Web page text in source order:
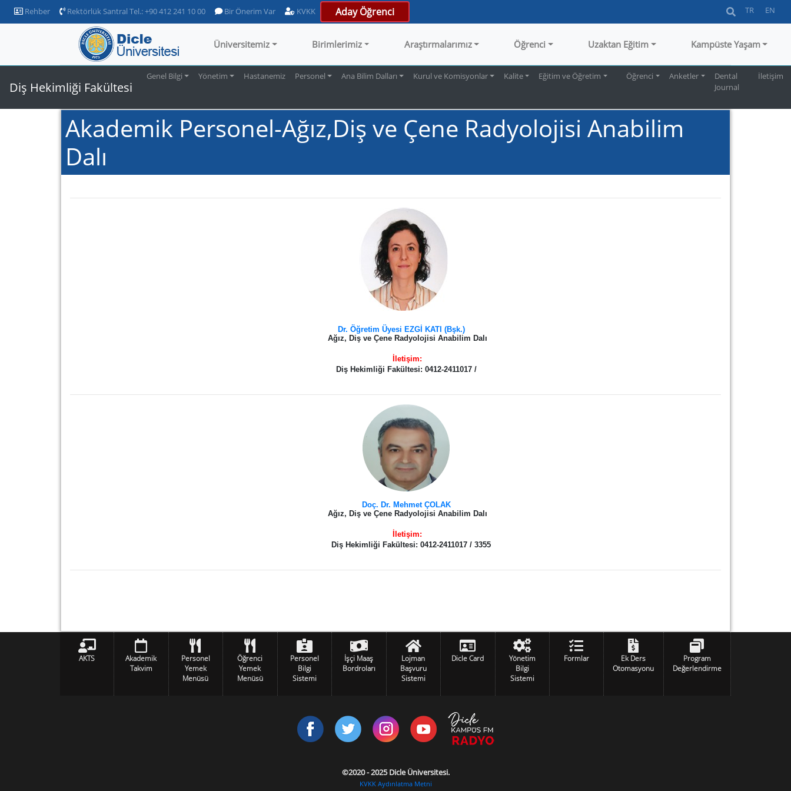
Rehber Rektörlük Santral Tel.: +90 412 241 10 00 Bir Önerim Var KVKK Aday Öğrenci TR EN
Üniversitemiz Birimlerimiz Araştırmalarımız Öğrenci Uzaktan Eğitim Kampüste Yaşam
Diş Hekimliği Fakültesi
Genel Bilgi Yönetim Hastanemiz Personel Ana Bilim Dalları Kurul ve Komisyonlar Kalite Eğitim ve Öğretim Öğrenci Anketler
Dental
Journal
İletişim
Akademik Personel-Ağız,Diş ve Çene Radyolojisi Anabilim
Dalı
Dr. Öğretim Üyesi EZGİ KATI (Bşk.)
Ağız, Diş ve Çene Radyolojisi Anabilim Dalı
İletişim:
Diş Hekimliği Fakültesi: 0412-2411017 /
Doç. Dr. Mehmet ÇOLAK
Ağız, Diş ve Çene Radyolojisi Anabilim Dalı
İletişim:
Diş Hekimliği Fakültesi: 0412-2411017 / 3355
AKTS
Akademik
Takvim
Personel
Yemek
Menüsü
Öğrenci
Yemek
Menüsü
Personel
Bilgi
Sistemi
İşçi Maaş
Bordroları
Lojman
Başvuru
Sistemi
Dicle Card
Yönetim
Bilgi
Sistemi
Formlar
Ek Ders
Otomasyonu
Program
Değerlendirme
©2020 - 2025 Dicle Üniversitesi.
KVKK Aydınlatma Metni